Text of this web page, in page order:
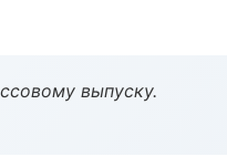
выпуску.